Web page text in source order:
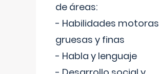
de áreas:
- Habilidades motoras
gruesas y finas
- Habla y lenguaje